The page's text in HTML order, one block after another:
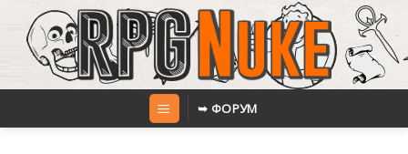
content
➥ ФОРУМ